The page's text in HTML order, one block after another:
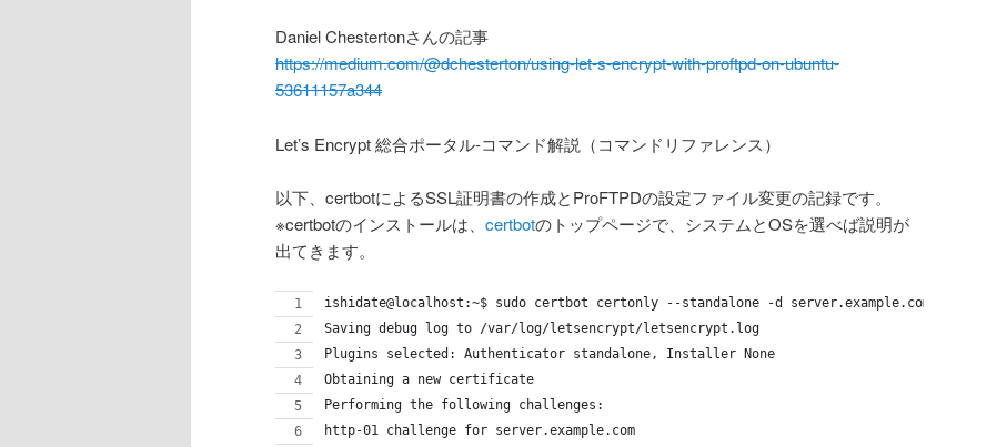
Daniel Chestertonさんの記事
https://medium.com/@dchesterton/using-let-s-encrypt-with-proftpd-on-ubuntu-
53611157a344
Let’s Encrypt 総合ポータル-コマンド解説（コマンドリファレンス）
以下、certbotによるSSL証明書の作成とProFTPDの設定ファイル変更の記録です。
※certbotのインストールは、 certbotのトップページで、システムとOSを選べば説明が
出てきます。
ishidate@localhost:~$ sudo certbot certonly --standalone -d server.example.com
Saving debug log to /var/log/letsencrypt/letsencrypt.log
Plugins selected: Authenticator standalone, Installer None
Obtaining a new certificate
Performing the following challenges:
http-01 challenge for server.example.com